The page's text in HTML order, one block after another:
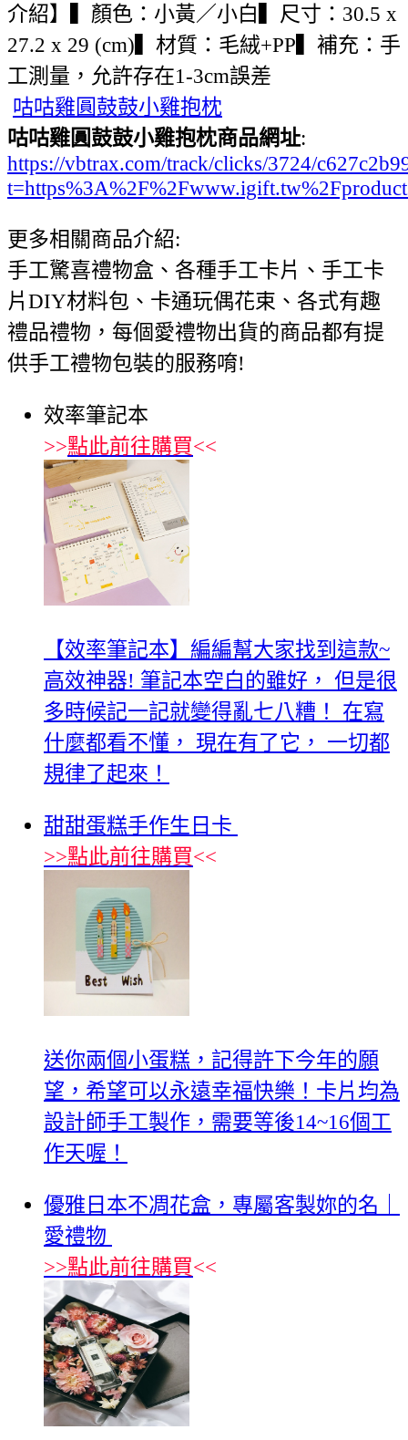
介紹】▍顏色：小黃／小白▍尺寸：30.5 x
27.2 x 29 (cm)▍材質：毛絨+PP▍補充：手
工測量，允許存在1-3cm誤差
咕咕雞圓鼓鼓小雞抱枕
咕咕雞圓鼓鼓小雞抱枕商品網址:
https://vbtrax.com/track/clicks/3724/
更多相關商品介紹:
手工驚喜禮物盒、各種手工卡片、手工卡
片DIY材料包、卡通玩偶花束、各式有趣
禮品禮物，每個愛禮物出貨的商品都有提
供手工禮物包裝的服務唷!
效率筆記本
>>點此前往購買<<
【效率筆記本】編編幫大家找到這款~
高效神器! 筆記本空白的雖好， 但是很
多時候記一記就變得亂七八糟！ 在寫
什麼都看不懂， 現在有了它， 一切都
規律了起來！
甜甜蛋糕手作生日卡
>>點此前往購買<<
送你兩個小蛋糕，記得許下今年的願
望，希望可以永遠幸福快樂！卡片均為
設計師手工製作，需要等後14~16個工
作天喔！
優雅日本不凋花盒，專屬客製妳的名｜
愛禮物
>>點此前往購買<<